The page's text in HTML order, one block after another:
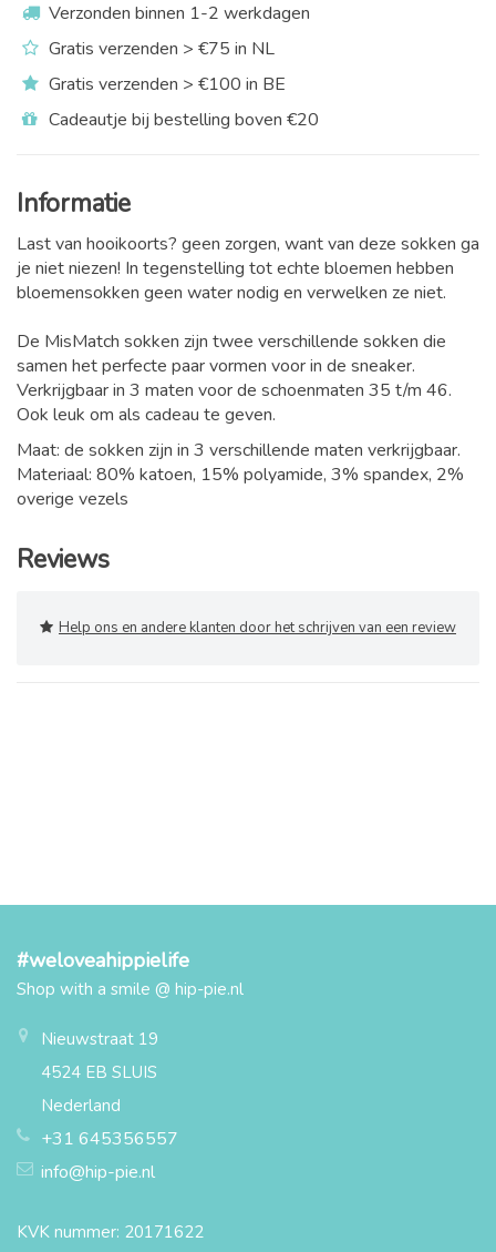
Verzonden binnen 1-2 werkdagen
Gratis verzenden > €75 in NL
Gratis verzenden > €100 in BE
Cadeautje bij bestelling boven €20
Informatie
Last van hooikoorts? geen zorgen, want van deze sokken ga
je niet niezen! In tegenstelling tot echte bloemen hebben
bloemensokken geen water nodig en verwelken ze niet.
De MisMatch sokken zijn twee verschillende sokken die
samen het perfecte paar vormen voor in de sneaker.
Verkrijgbaar in 3 maten voor de schoenmaten 35 t/m 46.
Ook leuk om als cadeau te geven.
Maat: de sokken zijn in 3 verschillende maten verkrijgbaar.
Materiaal: 80% katoen, 15% polyamide, 3% spandex, 2%
overige vezels
Reviews
Help ons en andere klanten door het schrijven van een review
#weloveahippielife
Shop with a smile @ hip-pie.nl
Nieuwstraat 19
4524 EB SLUIS
Nederland
+31 645356557
info@hip-pie.nl
KVK nummer: 20171622